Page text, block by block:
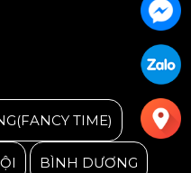
TIME)
BÌNH DƯƠNG